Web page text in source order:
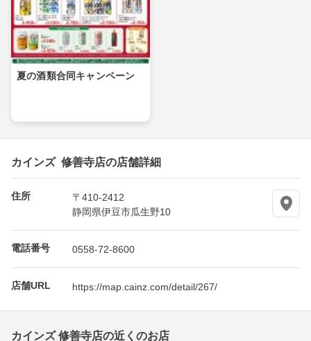
夏の酒類合同キャンペーン
カインズ 修善寺店の店舗詳細
住所
〒410-2412
静岡県伊豆市瓜生野10
電話番号 0558-72-8600
店舗URL https://map.cainz.com/detail/267/
カインズ 修善寺店の近くのお店